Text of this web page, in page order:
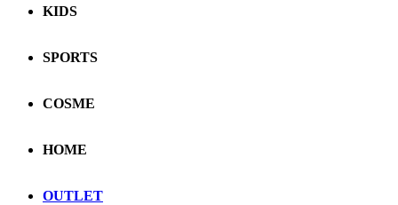
KIDS
SPORTS
COSME
HOME
OUTLET